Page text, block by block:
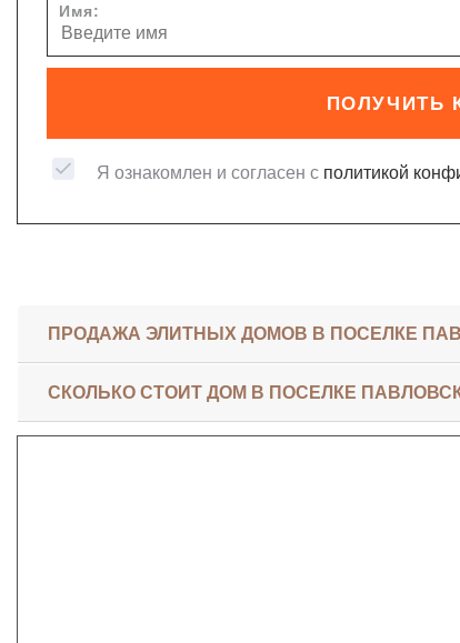
Имя:
ПОЛУЧИТЬ
Я ознакомлен и согласен с политикой
ПРОДАЖА ЭЛИТНЫХ ДОМОВ В ПОСЕЛКЕ
СКОЛЬКО СТОИТ ДОМ В ПОСЕЛКЕ